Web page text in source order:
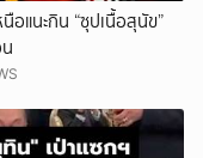
นือแนะกิน “ซุปเนื้อสุนัข”